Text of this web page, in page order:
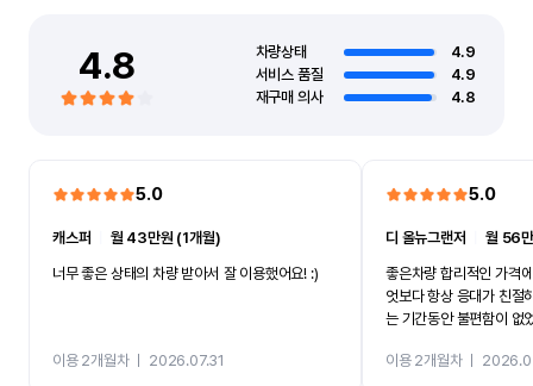
4.8 차량상태
4.9
서비스 품질
4.9
재구매 의사
4.8
5.0
캐스퍼
월 43만원 (1개월)
너무 좋은 상태의 차량 받아서 잘 이용했어요! :)
이용 2개월차ㅣ 2026.07.31
5.0
디 올뉴그랜저 ㅣ월 56
좋은차량 합리적인 가격
엇보다 항상 응대가 친절
는 기간동안 불편함이 없
카 렌트 고민없이 강추합
이용 2개월차ㅣ